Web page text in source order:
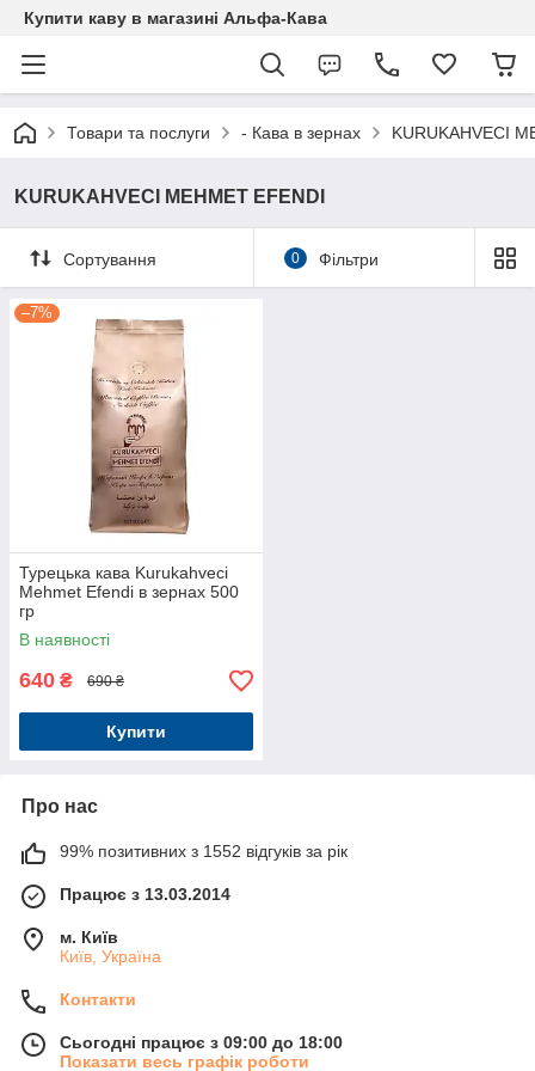
Купити каву в магазині Альфа-Кава
Товари та послуги - Кава в зернах KURUKAHVECI
KURUKAHVECI MEHMET EFENDI
Сортування 0 Фільтри
–7%
Турецька кава Kurukahveci
Mehmet Efendi в зернах 500
гр
В наявності
640 ₴ 690 ₴
Купити
Про нас
99% позитивних з 1552 відгуків за рік
Працює з 13.03.2014
м. Київ
Київ, Україна
Контакти
Сьогодні працює з 09:00 до 18:00
Показати весь графік роботи